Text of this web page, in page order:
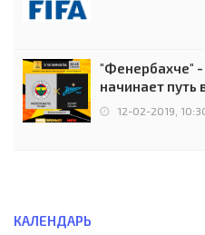
"Фенербахче" -
начинает
12-02-2019,
КАЛЕНДАРЬ